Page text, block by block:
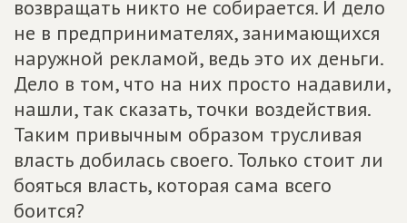
возвращать никто не собирается. И дело
не в предпринимателях, занимающихся
наружной рекламой, ведь это их деньги.
Дело в том, что на них просто надавили,
нашли, так сказать, точки воздействия.
Таким привычным образом трусливая
власть добилась своего. Только стоит ли
бояться власть, которая сама всего
боится?